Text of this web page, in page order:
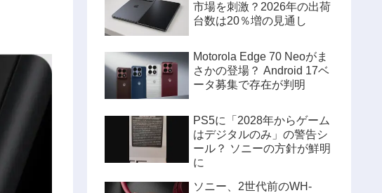
市場を刺激？2026年の出荷
台数は20％増の見通し
Motorola Edge 70 Neoがま
さかの登場？ Android 17ベ
ータ募集で存在が判明
PS5に「2028年からゲーム
はデジタルのみ」の警告シ
ール？ ソニーの方針が鮮明
に
ソニー、2世代前のWH-